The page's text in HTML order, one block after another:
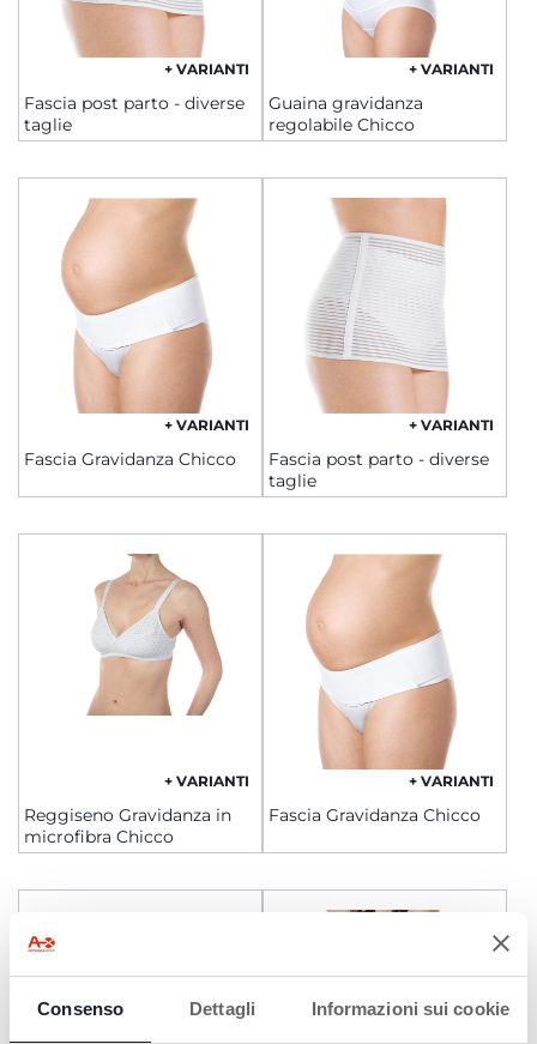
Consenso Dettagli Informazioni sui cookie
+ VARIANTI
Fascia post parto - diverse
taglie
+ VARIANTI
Guaina gravidanza
regolabile Chicco
+ VARIANTI
Fascia Gravidanza Chicco
+ VARIANTI
Fascia post parto - diverse
taglie
+ VARIANTI
Reggiseno Gravidanza in
microfibra Chicco
+ VARIANTI
Fascia Gravidanza Chicco